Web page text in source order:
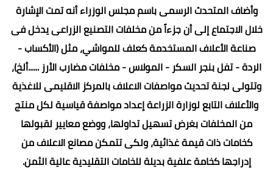
وأضاف المتحدث الرسمى باسم مجلس الوزراء أنه تمت الإشارة
خلال الاجتماع إلى أن جزءاً من مخلفات التصنيع الزراعى يدخل فى
صناعة الأعلاف المستخدمة كعلف للمواشي، مثل (الأكساب -
الردة - تفل بنجر السكر - المولاس - مخلفات مضارب الأرز ......ألخ)،
وتتولى لجنة تحديث مواصفات الاعلاف بالمركز الاقليمى للاغذية
والأعلاف التابع لوزارة الزراعة إعداد مواصفة قياسية لكل منتج
من المخلفات بغرض تسهيل تداولها، ووضع معايير لقبولها
كخامات ذات قيمة غذائية، ولكى تتمكن مصانع الاعلاف من
إدراجها كخامة علفية بديلة للخامات التقليدية عالية الثمن.